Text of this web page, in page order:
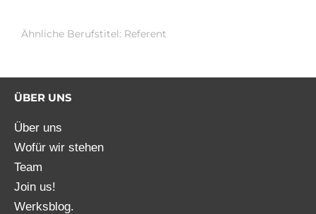
Ähnliche Berufstitel: Referent
ÜBER UNS
Über uns
Wofür wir stehen
Team
Join us!
Werksblog.